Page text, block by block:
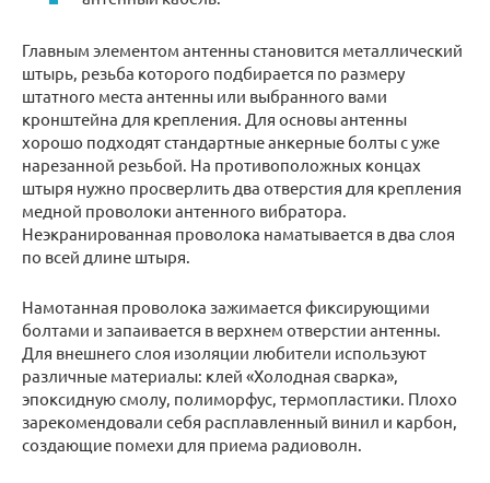
Главным элементом антенны становится металлический
штырь, резьба которого подбирается по размеру
штатного места антенны или выбранного вами
кронштейна для крепления. Для основы антенны
хорошо подходят стандартные анкерные болты с уже
нарезанной резьбой. На противоположных концах
штыря нужно просверлить два отверстия для крепления
медной проволоки антенного вибратора.
Неэкранированная проволока наматывается в два слоя
по всей длине штыря.
Намотанная проволока зажимается фиксирующими
болтами и запаивается в верхнем отверстии антенны.
Для внешнего слоя изоляции любители используют
различные материалы: клей «Холодная сварка»,
эпоксидную смолу, полиморфус, термопластики. Плохо
зарекомендовали себя расплавленный винил и карбон,
создающие помехи для приема радиоволн.